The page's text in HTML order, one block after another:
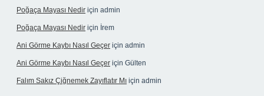
Poğaça Mayası Nedir için admin
Poğaça Mayası Nedir için İrem
Ani Görme Kaybı Nasıl Geçer için admin
Ani Görme Kaybı Nasıl Geçer için Gülten
Falım Sakız Çiğnemek Zayıflatır Mı için admin